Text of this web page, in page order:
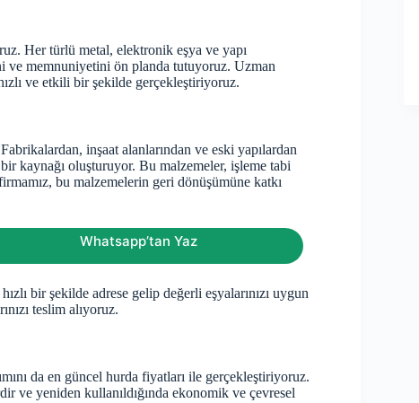
Her türlü metal, elektronik eşya ve yapı
ve memnuniyetini ön planda tutuyoruz. Uzman
ve etkili bir şekilde gerçekleştiriyoruz.
inşaat alanlarından ve eski yapılardan
kaynağı oluşturuyor. Bu malzemeler, işleme tabi
bu malzemelerin geri dönüşümüne katkı
Whatsapp’tan Yaz
bir şekilde adrese gelip değerli eşyalarınızı uygun
teslim alıyoruz.
da en güncel hurda fiyatları ile gerçekleştiriyoruz.
ve yeniden kullanıldığında ekonomik ve çevresel